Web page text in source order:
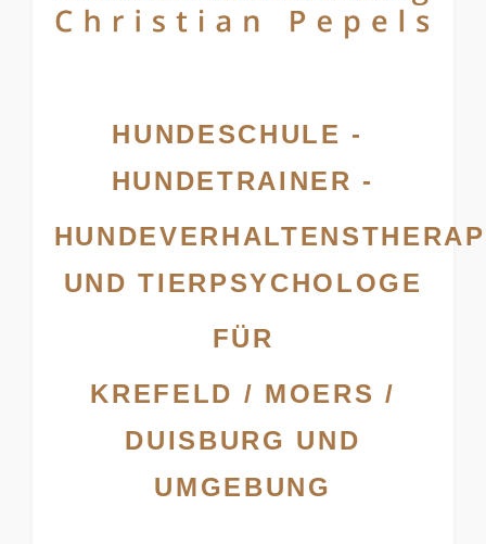
HUNDESCHULE -
HUNDETRAINER -
UND TIERPSYCHOLOGE
FÜR
KREFELD / MOERS /
DUISBURG UND
UMGEBUNG